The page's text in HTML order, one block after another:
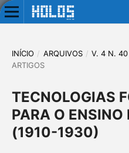
INÍCIO / ARQUIVOS / V. 4 N.
ARTIGOS
TECNOLOGIAS
PARA O ENSINO
(1910-1930)